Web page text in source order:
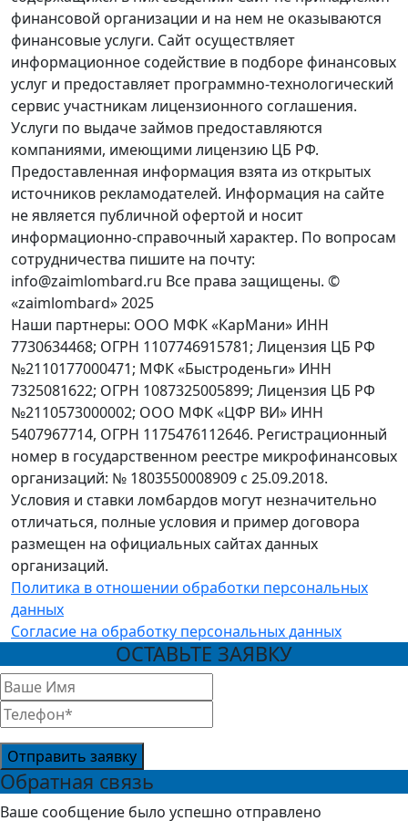
финансовой организации и на нем не оказываются
финансовые услуги. Сайт осуществляет
информационное содействие в подборе финансовых
услуг и предоставляет программно-технологический
сервис участникам лицензионного соглашения.
Услуги по выдаче займов предоставляются
компаниями, имеющими лицензию ЦБ РФ.
Предоставленная информация взята из открытых
источников рекламодателей. Информация на сайте
не является публичной офертой и носит
информационно-справочный характер. По вопросам
сотрудничества пишите на почту:
info@zaimlombard.ru Все права защищены. ©
«zaimlombard» 2025
Наши партнеры: ООО МФК «КарМани» ИНН
7730634468; ОГРН 1107746915781; Лицензия ЦБ РФ
№2110177000471; МФК «Быстроденьги» ИНН
7325081622; ОГРН 1087325005899; Лицензия ЦБ РФ
№2110573000002; ООО МФК «ЦФР ВИ» ИНН
5407967714, ОГРН 1175476112646. Регистрационный
номер в государственном реестре микрофинансовых
организаций: № 1803550008909 с 25.09.2018.
Условия и ставки ломбардов могут незначительно
отличаться, полные условия и пример договора
размещен на официальных сайтах данных
организаций.
Политика в отношении обработки персональных
данных
Согласие на обработку персональных данных
ОСТАВЬТЕ ЗАЯВКУ
Отправить заявку
Обратная связь
Ваше сообщение было успешно отправлено